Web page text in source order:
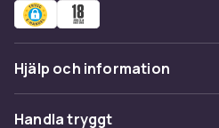
Hjälp och information
Vanliga frågor
Handla tryggt